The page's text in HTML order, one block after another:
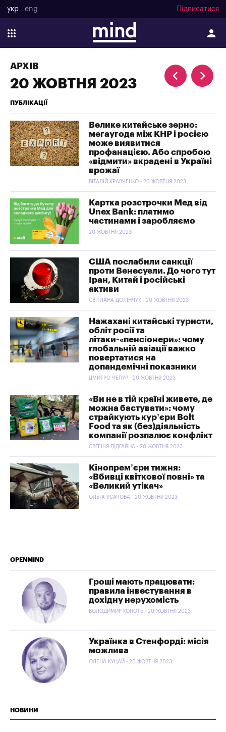
укр eng Підписатися
АРХІВ
20 ЖОВТНЯ 2023
ПУБЛІКАЦІЇ
Велике китайське зерно:
мегаугода між КНР і росією
може виявитися
профанацією. Або спробою
«відмити» вкрадені в Україні
врожаї
ВІТАЛІЙ КРАВЧЕНКО - 20 ЖОВТНЯ 2023
Картка розстрочки Мед від
Unex Bank: платимо
частинами і заробляємо
20 ЖОВТНЯ 2023
США послабили санкції
проти Венесуели. До чого тут
Іран, Китай і російські
активи
СВІТЛАНА ДОЛІНЧУК - 20 ЖОВТНЯ 2023
Нажахані китайські туристи,
обліт росії та
літаки-«пенсіонери»: чому
глобальній авіації важко
повертатися на
допандемічні показники
ДМИТРО ЧЕПУР - 20 ЖОВТНЯ 2023
«Ви не в тій країні живете, де
можна бастувати»: чому
страйкують кур’єри Bolt
Food та як (без)діяльність
компанії розпалює конфлікт
ЄВГЕНІЯ ПІДГАЙНА - 20 ЖОВТНЯ 2023
Кінопрем’єри тижня:
«Вбивці квіткової повні» та
«Великий утікач»
ОЛЬГА УСАЧОВА - 20 ЖОВТНЯ 2023
OPENMIND
Гроші мають працювати:
правила інвестування в
дохідну нерухомість
ВОЛОДИМИР КОПОТЬ - 20 ЖОВТНЯ 2023
Українка в Стенфорді: місія
можлива
ОЛЕНА КУЦАЙ - 20 ЖОВТНЯ 2023
НОВИНИ